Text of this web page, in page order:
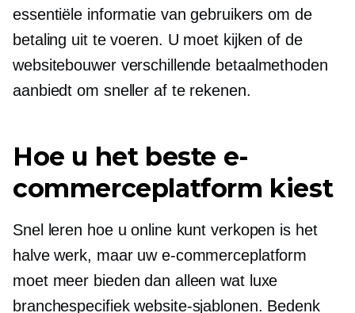
essentiële informatie van gebruikers om de
betaling uit te voeren. U moet kijken of de
websitebouwer verschillende betaalmethoden
aanbiedt om sneller af te rekenen.
Hoe u het beste e-
commerceplatform kiest
Snel leren hoe u online kunt verkopen is het
halve werk, maar uw e-commerceplatform
moet meer bieden dan alleen wat luxe
branchespecifiekwebsite-sjablonen. Bedenk